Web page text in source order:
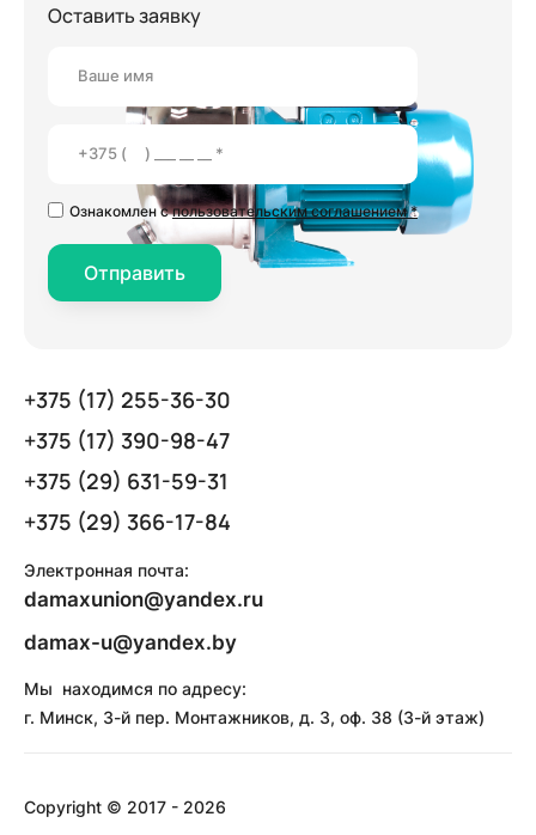
Оставить заявку
Ознакомлен спользовательским соглашением *
Отправить
+375 (17) 255-36-30
+375 (17) 390-98-47
+375 (29) 631-59-31
+375 (29) 366-17-84
Электронная почта:
damaxunion@yandex.ru
damax-u@yandex.by
Мы находимся по адресу:
г. Минск, 3-й пер. Монтажников, д. 3, оф. 38 (3-й этаж)
Copyright © 2017 - 2026